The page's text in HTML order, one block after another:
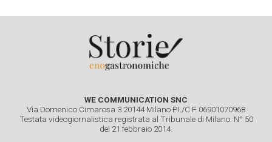
WE COMMUNICATION SNC
Via Domenico Cimarosa 3 20144 Milano P.I./C.F. 06901070968
Testata videogiornalistica registrata al Tribunale di Milano. N° 50
del 21 febbraio 2014.